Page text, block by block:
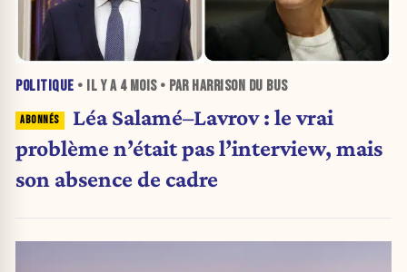
POLITIQUE • IL Y A 4 MOIS• PAR HARRISON DU BUS
Léa Salamé–Lavrov : le vrai
problème n’était pas l’interview, mais
son absence de cadre